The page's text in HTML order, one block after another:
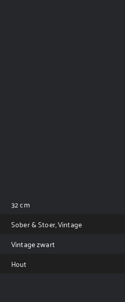
32 cm
Sober & Stoer, Vintage
Vintage zwart
Hout